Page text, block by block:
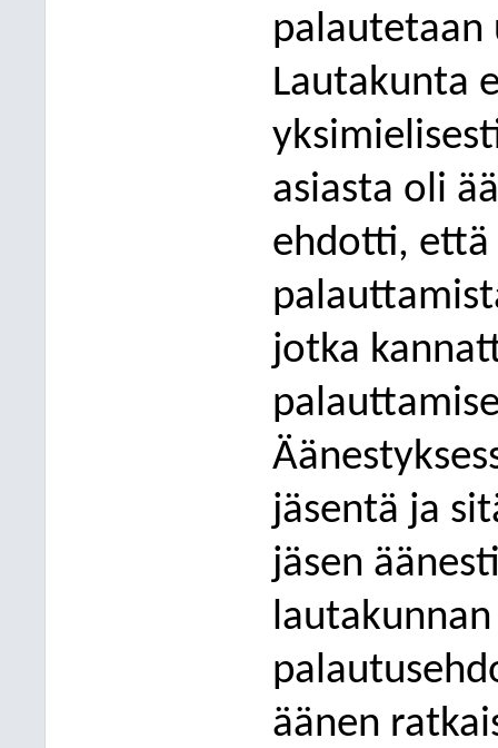
palautetaan
Lautakunta
yksim
asiasta oli
ehdotti,
jotka
jäsentä ja
jäsen
äänen